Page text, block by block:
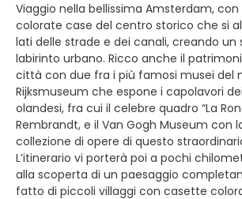
Viaggio nella bellissima Amsterdam,
colorate case del centro storico che si
lati delle strade e dei canali, creando un
labirinto urbano. Ricco anche il
città con due fra i più famosi musei del
Rijksmuseum che espone i capolavori
olandesi, fra cui il celebre quadro “La
Rembrandt, e il Van Gogh Museum con
collezione di opere di questo
L’itinerario vi porterà poi a pochi
alla scoperta di un paesaggio
fatto di piccoli villaggi con casette